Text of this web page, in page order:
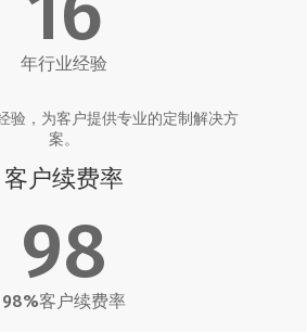
年行业经验
验，为客户提供专业的定制解决方
案。
客户续费率
98
98%客户续费率